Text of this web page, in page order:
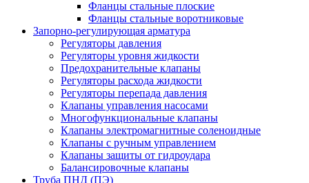
Фланцы стальные плоские
Фланцы стальные воротниковые
Запорно-регулирующая арматура
Регуляторы давления
Регуляторы уровня жидкости
Предохранительные клапаны
Регуляторы расхода жидкости
Регуляторы перепада давления
Клапаны управления насосами
Многофункциональные клапаны
Клапаны электромагнитные соленоидные
Клапаны с ручным управлением
Клапаны защиты от гидроудара
Балансировочные клапаны
Труба ПНД (ПЭ)